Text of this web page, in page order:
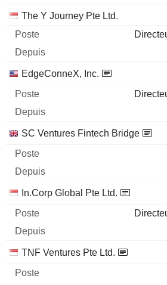
The Y Journey Pte Ltd.
EdgeConneX, Inc.
SC Ventures Fintech Bridge
In.Corp Global Pte Ltd.
TNF Ventures Pte Ltd.